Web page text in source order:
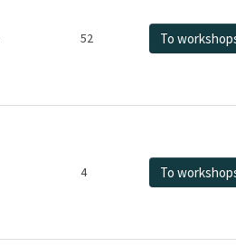
52 To
4 To